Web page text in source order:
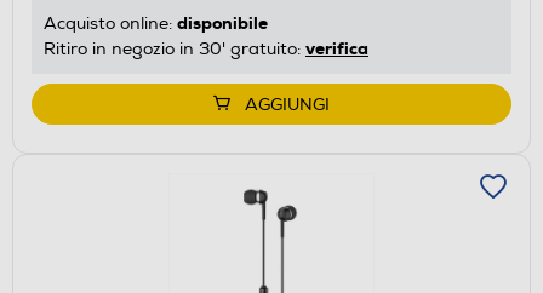
Acquisto online: disponibile
Ritiro in negozio in 30' gratuito: verifica
AGGIUNGI